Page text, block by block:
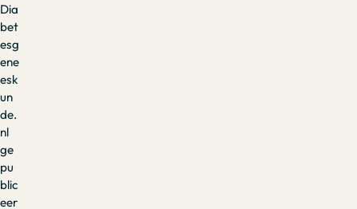
Dia
bet
esg
ene
esk
un
de.
nl
ge
pu
blic
eer